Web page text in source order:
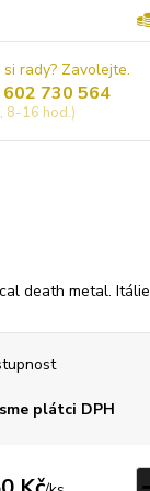
rady? Zavolejte.
730 564
8-16 hod.)
death metal. Itálie
plátci DPH